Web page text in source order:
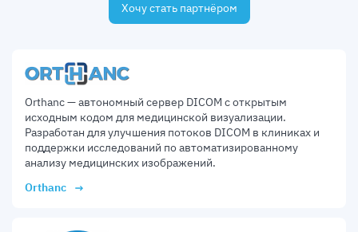
Хочу стать партнёром
Orthanc — автономный сервер DICOM с открытым
исходным кодом для медицинской визуализации.
Разработан для улучшения потоков DICOM в клиниках и
поддержки исследований по автоматизированному
анализу медицинских изображений.
Orthanc